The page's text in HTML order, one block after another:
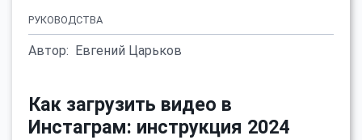
РУКОВОДСТВА
Автор: Евгений Царьков
Как загрузить видео в
Инстаграм: инструкция 2024